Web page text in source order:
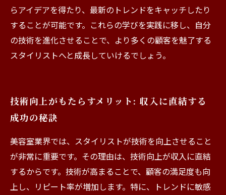
らアイデアを得たり、最新のトレンドをキャッチしたり
することが可能です。これらの学びを実践に移し、自分
の技術を進化させることで、より多くの顧客を魅了する
スタイリストへと成長していけるでしょう。
技術向上がもたらすメリット: 収入に直結する
成功の秘訣
美容室業界では、スタイリストが技術を向上させること
が非常に重要です。その理由は、技術向上が収入に直結
するからです。技術が高まることで、顧客の満足度も向
上し、リピート率が増加します。特に、トレンドに敏感